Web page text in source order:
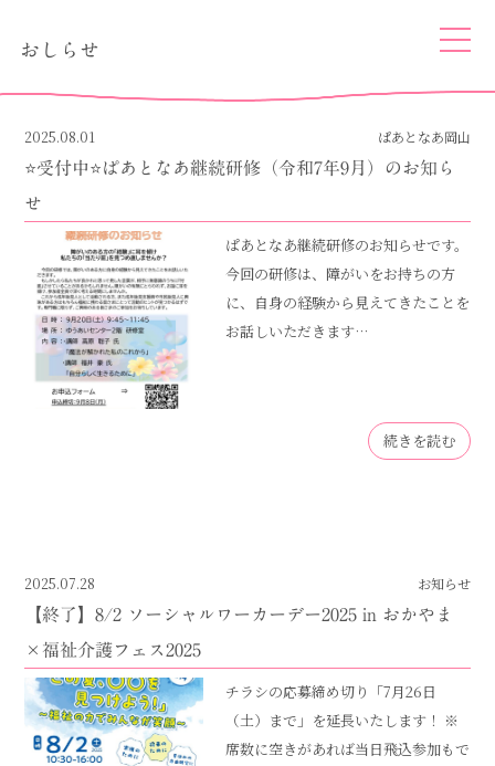
おしらせ
2025.08.01 ぱあとなあ岡山
⭐️受付中⭐️ぱあとなあ継続研修（令和7年9月）のお知ら
せ
ぱあとなあ継続研修のお知らせです。
今回の研修は、障がいをお持ちの方
に、自身の経験から見えてきたことを
お話しいただきます…
続きを読む
2025.07.28 お知らせ
【終了】8/2 ソーシャルワーカーデー2025 in おかやま
×福祉介護フェス2025
チラシの応募締め切り「7月26日
（土）まで」を延長いたします！ ※
席数に空きがあれば当日飛込参加もで